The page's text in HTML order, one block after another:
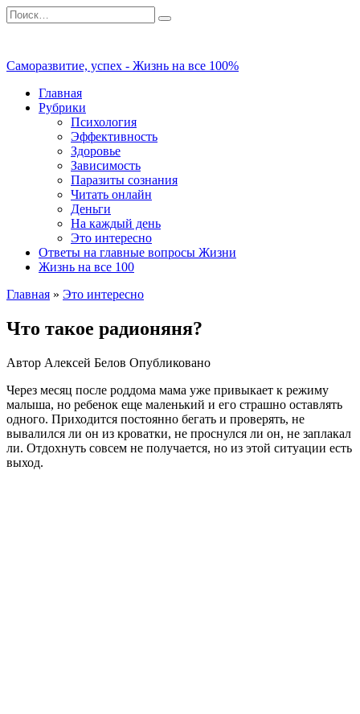
Перейти
к
Search
for:
Саморазвитие, успех - Жизнь на все 100%
Главная
Рубрики
Психология
Эффективность
Здоровье
Зависимость
Паразиты сознания
Читать онлайн
Деньги
На каждый день
Это интересно
Ответы на главные вопросы Жизни
Жизнь на все 100
Главная » Это интересно
Что такое радионяня?
Автор Алексей Белов Опубликовано
Через месяц после роддома мама уже привыкает к режиму
малыша, но ребенок еще маленький и его страшно оставлять
одного. Приходится постоянно бегать и проверять, не
вывалился ли он из кроватки, не проснулся ли он, не заплакал
ли. Отдохнуть совсем не получается, но из этой ситуации есть
выход.